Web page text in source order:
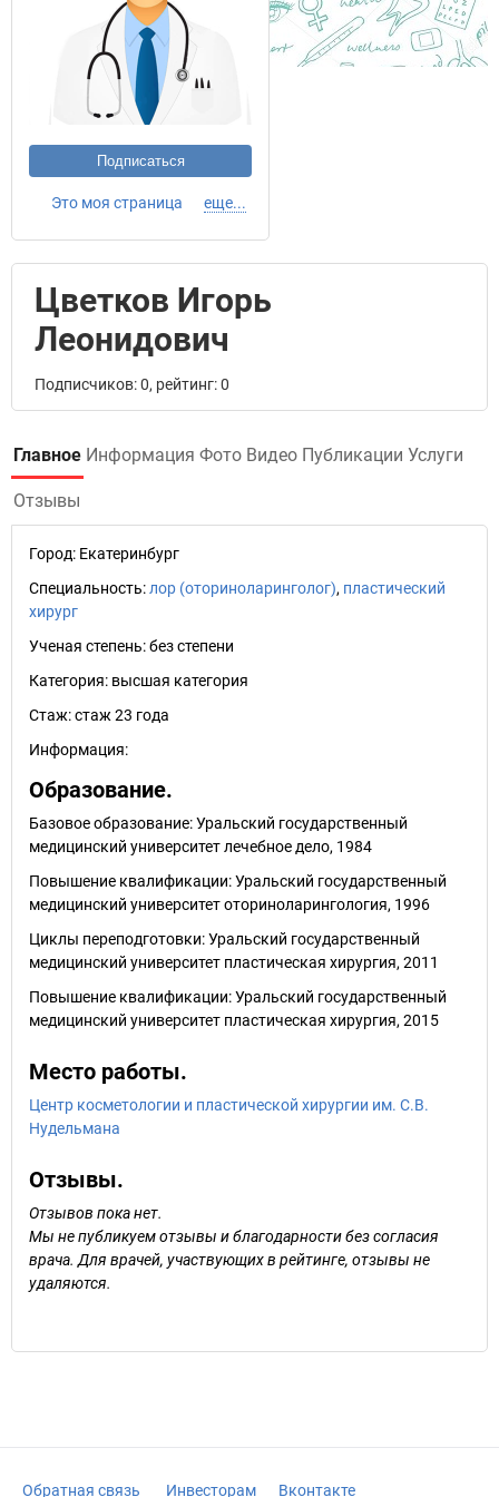
Подписаться
Это моя страница еще...
Цветков Игорь
Леонидович
Подписчиков: 0, рейтинг: 0
Главное Информация Фото Видео Публикации Услуги
Отзывы
Город: Екатеринбург
Специальность: лор (оториноларинголог), пластический
хирург
Ученая степень:без степени
Категория: высшая категория
Стаж:стаж 23 года
Информация:
Образование.
Базовое образование: Уральский государственный
медицинский университет лечебное дело, 1984
Повышение квалификации: Уральский государственный
медицинский университет оториноларингология, 1996
Циклы переподготовки: Уральский государственный
медицинский университет пластическая хирургия, 2011
Повышение квалификации: Уральский государственный
медицинский университет пластическая хирургия, 2015
Место работы.
Центр косметологии и пластической хирургии им. С.В.
Нудельмана
Отзывы.
Отзывов пока нет.
Мы не публикуем отзывы и благодарности без согласия
врача. Для врачей, участвующих в рейтинге, отзывы не
удаляются.
Обратная связь Инвесторам Вконтакте